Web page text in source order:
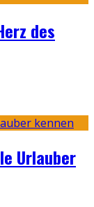
des
Urlauber